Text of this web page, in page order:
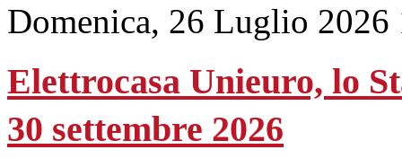
Domenica, 26 Luglio 2026
Elettrocasa Unieuro, lo
30 settembre 2026